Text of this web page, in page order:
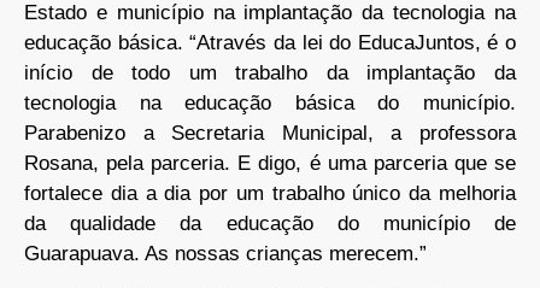
Estado e município na implantação da tecnologia na
educação básica. “Através da lei do EducaJuntos, é o
início de todo um trabalho da implantação da
tecnologia na educação básica do município.
Parabenizo a Secretaria Municipal, a professora
Rosana, pela parceria. E digo, é uma parceria que se
fortalece dia a dia por um trabalho único da melhoria
da qualidade da educação do município de
Guarapuava. As nossas crianças merecem.”